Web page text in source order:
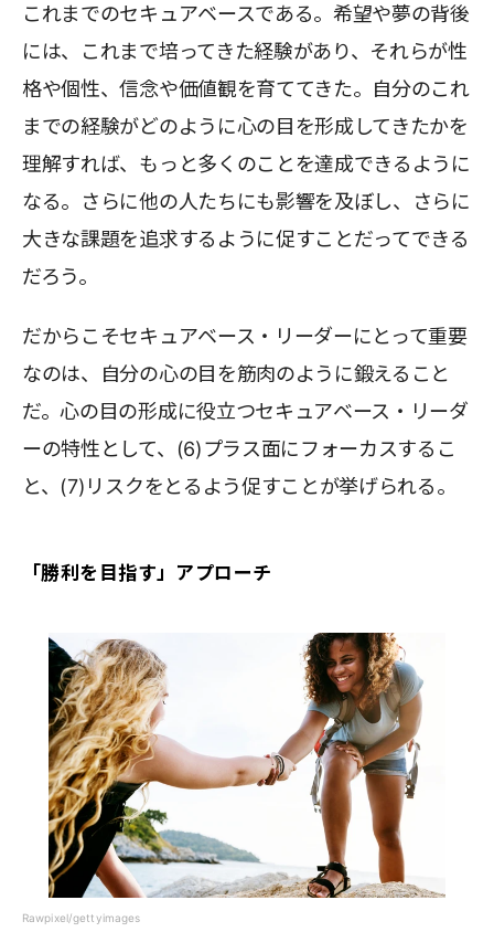
これまでのセキュアベースである。希望や夢の背後
には、これまで培ってきた経験があり、それらが性
格や個性、信念や価値観を育ててきた。自分のこれ
までの経験がどのように心の目を形成してきたかを
理解すれば、もっと多くのことを達成できるように
なる。さらに他の人たちにも影響を及ぼし、さらに
大きな課題を追求するように促すことだってできる
だろう。
だからこそセキュアベース・リーダーにとって重要
なのは、自分の心の目を筋肉のように鍛えること
だ。心の目の形成に役立つセキュアベース・リーダ
ーの特性として、(6)プラス面にフォーカスするこ
と、(7)リスクをとるよう促すことが挙げられる。
「勝利を目指す」アプローチ
Rawpixel/gettyimages